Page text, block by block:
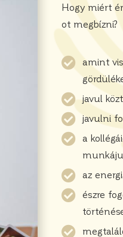
Hogy miért
ot megbízni?
amint
javul
javulni
a
az
észre